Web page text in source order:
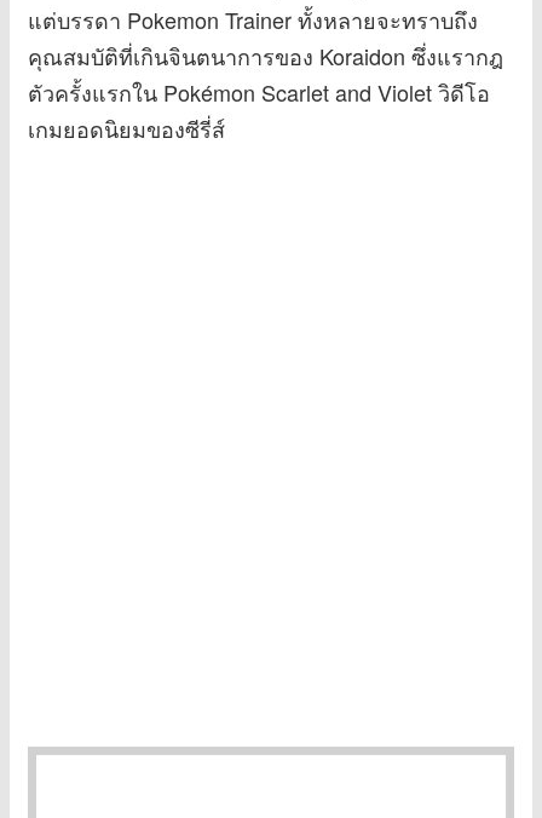
แต่บรรดา Pokemon Trainer ทั้งหลายจะทราบถึง
คุณสมบัติที่เกินจินตนาการของ Koraidon ซึ่งแรากฎ
ตัวครั้งแรกใน Pokémon Scarlet and Violet วิดีโอ
เกมยอดนิยมของซีรี่ส์